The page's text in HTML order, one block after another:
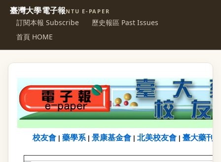
臺灣大學電子報NTU E-PAPER
訂閱本報 Subscribe
歷史報區 Past Issues
首頁 HOME
校友會 藥學系| 景康基金會 北美校友會 臺大藥刊